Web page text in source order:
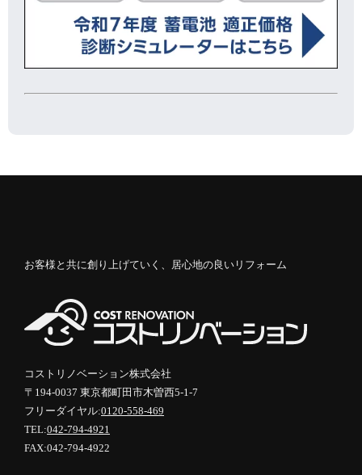
お客様と共に創り上げていく、居心地の良いリフォーム
コストリノベーション株式会社
〒194-0037 東京都町田市木曽西5-1-7
フリーダイヤル:0120-558-469
TEL:042-794-4921
FAX:042-794-4922